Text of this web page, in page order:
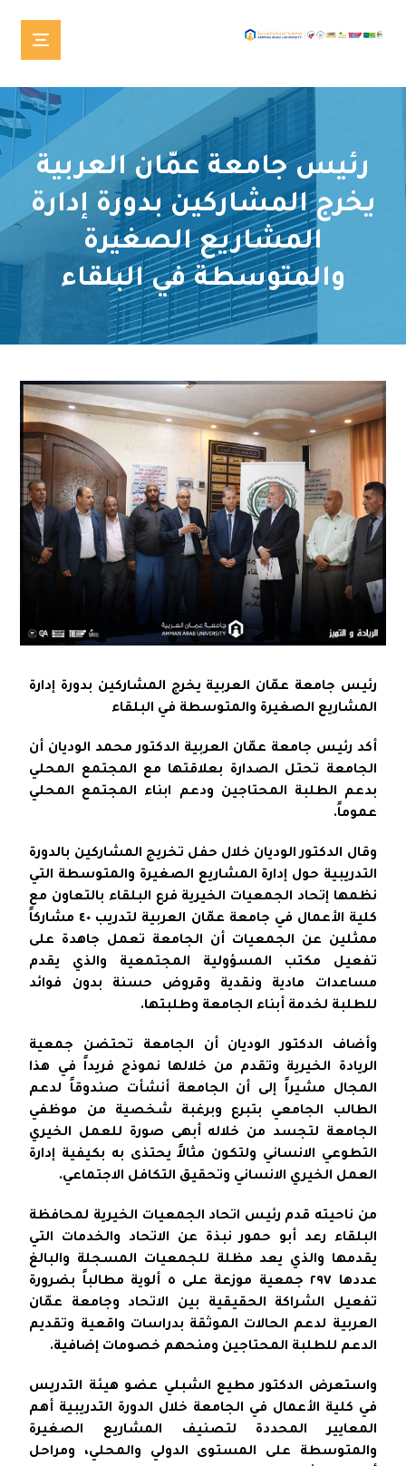
رئيس جامعة عمّان العربية
يخرج المشاركين بدورة إدارة
المشاريع الصغيرة
والمتوسطة في البلقاء
رئيس جامعة عمّان العربية يخرج المشاركين بدورة إدارة
المشاريع الصغيرة والمتوسطة في البلقاء
أكد رئيس جامعة عمّان العربية الدكتور محمد الوديان أن
الجامعة تحتل الصدارة بعلاقتها مع المجتمع المحلي
بدعم الطلبة المحتاجين ودعم ابناء المجتمع المحلي
عموماً.
وقال الدكتور الوديان خلال حفل تخريج المشاركين بالدورة
التدريبية حول إدارة المشاريع الصغيرة والمتوسطة التي
نظمها إتحاد الجمعيات الخيرية فرع البلقاء بالتعاون مع
كلية الأعمال في جامعة عمّان العربية لتدريب ٤٠ مشاركاً
ممثلين عن الجمعيات أن الجامعة تعمل جاهدة على
تفعيل مكتب المسؤولية المجتمعية والذي يقدم
مساعدات مادية ونقدية وقروض حسنة بدون فوائد
للطلبة لخدمة أبناء الجامعة وطلبتها.
وأضاف الدكتور الوديان أن الجامعة تحتضن جمعية
الريادة الخيرية وتقدم من خلالها نموذج فريداً في هذا
المجال مشيراً إلى أن الجامعة أنشأت صندوقاً لدعم
الطالب الجامعي بتبرع وبرغبة شخصية من موظفي
الجامعة لتجسد من خلاله أبهى صورة للعمل الخيري
التطوعي الانساني ولتكون مثالاً يحتذى به بكيفية إدارة
العمل الخيري الانساني وتحقيق التكافل الاجتماعي.
من ناحيته قدم رئيس اتحاد الجمعيات الخيرية لمحافظة
البلقاء رعد أبو حمور نبذة عن الاتحاد والخدمات التي
يقدمها والذي يعد مظلة للجمعيات المسجلة والبالغ
عددها ٢٩٧ جمعية موزعة على ٥ ألوية مطالباً بضرورة
تفعيل الشراكة الحقيقية بين الاتحاد وجامعة عمّان
العربية لدعم الحالات الموثقة بدراسات واقعية وتقديم
الدعم للطلبة المحتاجين ومنحهم خصومات إضافية.
واستعرض الدكتور مطيع الشبلي عضو هيئة التدريس
في كلية الأعمال في الجامعة خلال الدورة التدريبية أهم
المعايير المحددة لتصنيف المشاريع الصغيرة
والمتوسطة على المستوى الدولي والمحلي، ومراحل